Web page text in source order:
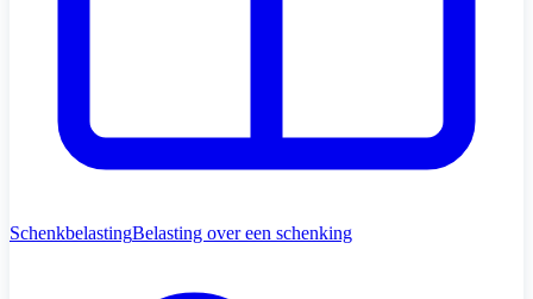
SchenkbelastingBelasting over een schenking